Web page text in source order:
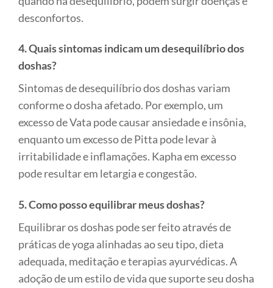
desconfortos.
4. Quais sintomas indicam um desequilíbrio dos
doshas?
Sintomas de desequilíbrio dos doshas variam
conforme o dosha afetado. Por exemplo, um
excesso de Vata pode causar ansiedade e insônia,
enquanto um excesso de Pitta pode levar à
irritabilidade e inflamações. Kapha em excesso
pode resultar em letargia e congestão.
5. Como posso equilibrar meus doshas?
Equilibrar os doshas pode ser feito através de
práticas de yoga alinhadas ao seu tipo, dieta
adequada, meditação e terapias ayurvédicas. A
adoção de um estilo de vida que suporte seu dosha